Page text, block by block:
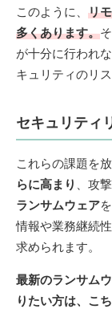
このように、 リ
多くあります。
が十分に行われな
キュリティのリ
セキュリティ
これらの課題を放
らに高まり
、攻
ランサムウェア
情報や業務継続
求められます。
最新のランサム
りたい方は、こ